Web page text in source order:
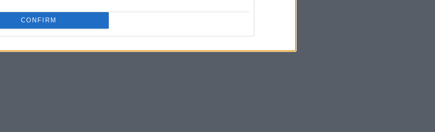
CONFIRM
αδύνατη από ποτέ ακόμα και μετά την εγκυμοσύνη